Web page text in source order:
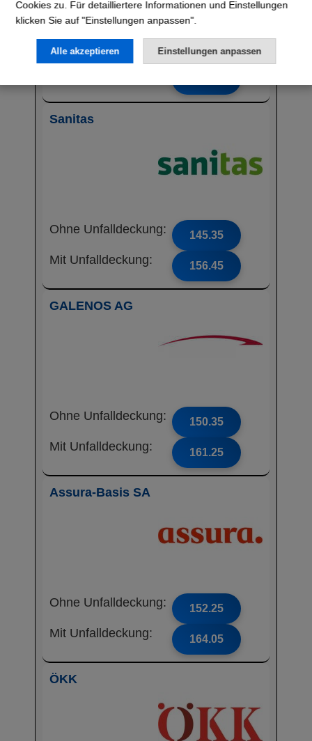
Ohne Unfalldeckung: 143.55
Sanitas
Ohne Unfalldeckung: 145.35
Mit Unfalldeckung: 156.45
GALENOS AG
Ohne Unfalldeckung: 150.35
Mit Unfalldeckung: 161.25
Assura-Basis SA
Ohne Unfalldeckung: 152.25
Mit Unfalldeckung: 164.05
ÖKK
Cookies zu. Für detailliertere Informationen und Einstellungen
klicken Sie auf "Einstellungen anpassen".
Alle akzeptieren Einstellungen anpassen